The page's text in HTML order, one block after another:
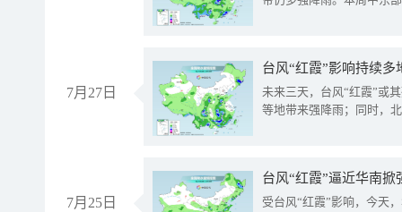
7月27日
台风“红霞”影响持续
未来三天，台风“红霞”或
等地带来强降雨；同时，
7月25日
台风“红霞”逼近华南
受台风“红霞”影响，今天